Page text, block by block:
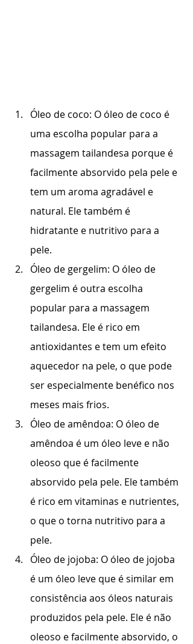
Óleo de coco: O óleo de coco é
uma escolha popular para a
massagem tailandesa porque é
facilmente absorvido pela pele e
tem um aroma agradável e
natural. Ele também é
hidratante e nutritivo para a
pele.
Óleo de gergelim: O óleo de
gergelim é outra escolha
popular para a massagem
tailandesa. Ele é rico em
antioxidantes e tem um efeito
aquecedor na pele, o que pode
ser especialmente benéfico nos
meses mais frios.
Óleo de amêndoa: O óleo de
amêndoa é um óleo leve e não
oleoso que é facilmente
absorvido pela pele. Ele também
é rico em vitaminas e nutrientes,
o que o torna nutritivo para a
pele.
Óleo de jojoba: O óleo de jojoba
é um óleo leve que é similar em
consistência aos óleos naturais
produzidos pela pele. Ele é não
oleoso e facilmente absorvido, o